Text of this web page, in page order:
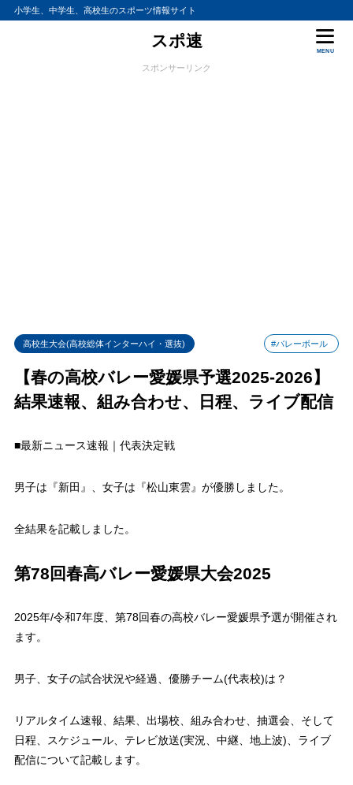
小学生、中学生、高校生のスポーツ情報サイト
スポ速
MENU
スポンサーリンク
高校生大会(高校総体インターハイ・選抜) #バレーボール
【春の高校バレー愛媛県予選2025-2026】
結果速報、組み合わせ、日程、ライブ配信
■最新ニュース速報｜代表決定戦
男子は『新田』、女子は『松山東雲』が優勝しました。
全結果を記載しました。
第78回春高バレー愛媛県大会2025
2025年/令和7年度、第78回春の高校バレー愛媛県予選が開催され
ます。
男子、女子の試合状況や経過、優勝チーム(代表校)は？
リアルタイム速報、結果、出場校、組み合わせ、抽選会、そして
日程、スケジュール、テレビ放送(実況、中継、地上波)、ライブ
配信について記載します。